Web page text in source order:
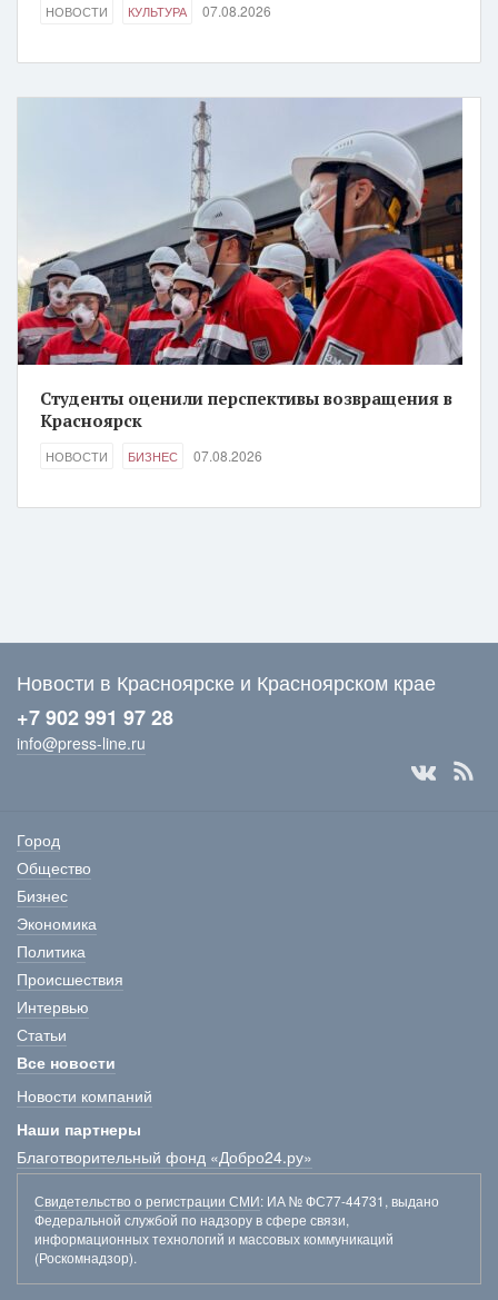
НОВОСТИ КУЛЬТУРА 07.08.2026
Студенты оценили перспективы возвращения в
Красноярск
НОВОСТИ БИЗНЕС 07.08.2026
Новости в Красноярске и Красноярском крае
+7 902 991 97 28
info@press-line.ru
Город
Общество
Бизнес
Экономика
Политика
Происшествия
Интервью
Статьи
Все новости
Новости компаний
Наши партнеры
Благотворительный фонд «Добро24.ру»
Свидетельство о регистрации СМИ: ИА № ФС77-44731, выдано
Федеральной службой по надзору в сфере связи,
информационных технологий и массовых коммуникаций
(Роскомнадзор).